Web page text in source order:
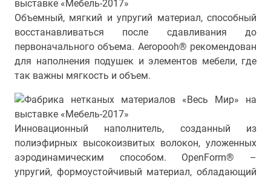
Объемный, мягкий и упругий материал, способный
восстанавливаться после сдавливания до
первоначального объема. Aeropooh® рекомендован
для наполнения подушек и элементов мебели, где
так важны мягкость и объем.
Инновационный наполнитель, созданный из
полиэфирных высокоизвитых волокон, уложенных
аэродинамическим способом. OpenForm® –
упругий, формоустойчивый материал, обладающий